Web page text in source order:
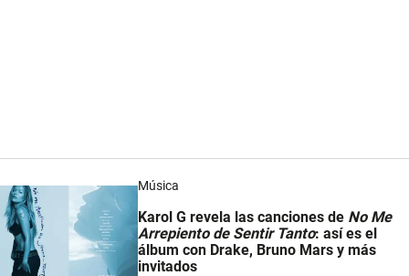
Música
Karol G revela las canciones de No Me
Arrepiento de Sentir Tanto: así es el
álbum con Drake, Bruno Mars y más
invitados